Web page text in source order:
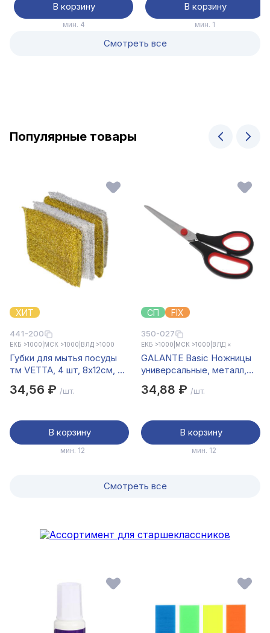
В корзину
мин. 4
В корзину
мин. 1
Смотреть все
Популярные товары
ХИТ
441-200
ЕКБ >1000 МСК >1000 ВЛД >1000
Губки для мытья посуды
тм VETTA, 4 шт, 8х12см, 2
34,56 ₽ /шт.
В корзину
мин. 12
СП FIX
350-027
ЕКБ >1000 МСК >1000 ВЛД ×
GALANTE Basic Ножницы
универсальные, металл,
34,88 ₽ /шт.
В корзину
мин. 12
Смотреть все